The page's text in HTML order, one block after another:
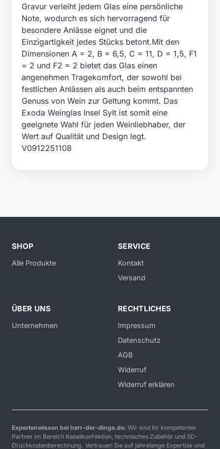
Gravur verleiht jedem Glas eine persönliche
Note, wodurch es sich hervorragend für
besondere Anlässe eignet und die
Einzigartigkeit jedes Stücks betont.Mit den
Dimensionen A = 2, B = 6,5, C = 11, D = 1,5, F1
= 2 und F2 = 2 bietet das Glas einen
angenehmen Tragekomfort, der sowohl bei
festlichen Anlässen als auch beim entspannten
Genuss von Wein zur Geltung kommt. Das
Exoda Weinglas Insel Sylt ist somit eine
geeignete Wahl für jeden Weinliebhaber, der
Wert auf Qualität und Design legt.
V0912251108
SHOP
Alle Produkte
SERVICE
Kontakt
Versand
ÜBER UNS
Unternehmen
RECHTLICHES
Impressum
Datenschutz
AGB
Widerruf
Widerruf erklären
Expertenwissen bei herr-der-dinge.de: Wir sind Ihr kompetenter
Partner im Bereich Kabelkonfektion, technisches Zubehör und 3D-
Druckkostenberechnung. Vertrauen Sie auf jahrelange Expertise und